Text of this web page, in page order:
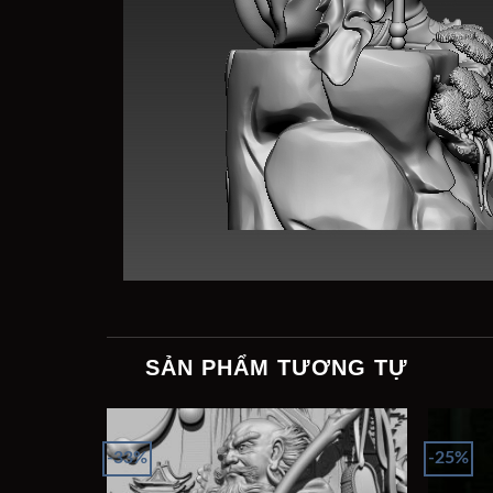
SẢN PHẨM TƯƠNG TỰ
-33% -25%